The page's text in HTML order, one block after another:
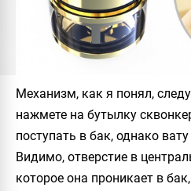
Механизм, как я понял,
нажмете на бутылку
поступать в бак, однако
Видимо, отверстие в
которое она проникает в